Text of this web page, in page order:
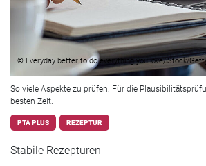
© Everyday better to do everything you love/iStock/
So viele Aspekte zu prüfen: Für die
besten Zeit.
PTA PLUS REZEPTUR
Stabile Rezepturen